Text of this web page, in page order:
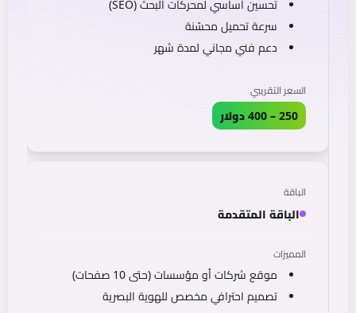
تحسين أساسي لمحركات البحث (SEO)
سرعة تحميل محسّنة
دعم فني مجاني لمدة شهر
250 – 400 دولار
الباقة المتقدمة
موقع شركات أو مؤسسات (حتى 10 صفحات)
تصميم احترافي مخصص للهوية البصرية